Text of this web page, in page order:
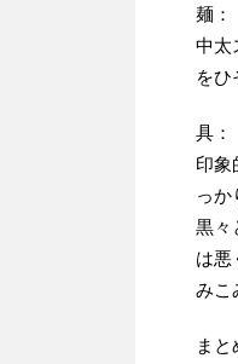
麺：
中太
をひ
具：
印象
っか
黒々
は悪
みこ
まと